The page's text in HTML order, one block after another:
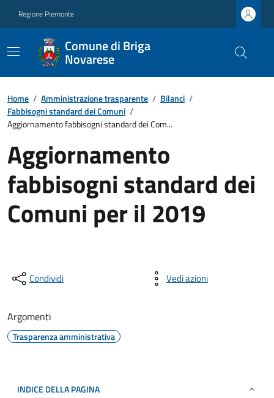
Regione Piemonte
Comune di Briga
Novarese
Home / Amministrazione trasparente / Bilanci /
Fabbisogni standard dei Comuni /
Aggiornamento fabbisogni standard dei Com...
Aggiornamento
fabbisogni standard dei
Comuni per il 2019
Condividi Vedi azioni
Argomenti
Trasparenza amministrativa
INDICE DELLA PAGINA